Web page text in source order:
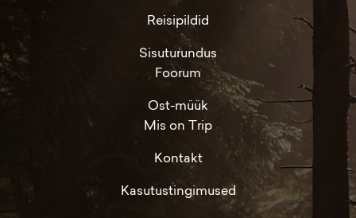
Reisipildid
Sisuturundus
Foorum
Ost-müük
Mis on Trip
Kontakt
Kasutustingimused